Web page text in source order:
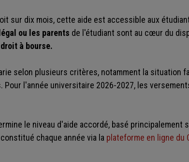
sur dix mois, cette aide est accessible aux
ou les parents de l'étudiant sont au cœur du
à bourse.
selon plusieurs critères, notamment la situation
Pour l'année universitaire 2026-2027, les
le niveau d'aide accordé, basé principalement
chaque année via la plateforme en ligne du